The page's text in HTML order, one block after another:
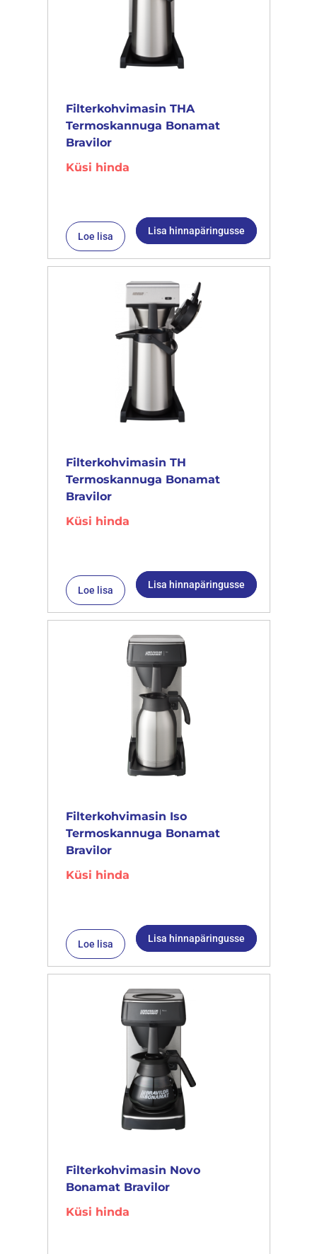
Filterkohvimasin THA
Termoskannuga Bonamat
Bravilor
Küsi hinda
Loe lisa Lisa hinnapäringusse
Filterkohvimasin TH
Termoskannuga Bonamat
Bravilor
Küsi hinda
Loe lisa Lisa hinnapäringusse
Filterkohvimasin Iso
Termoskannuga Bonamat
Bravilor
Küsi hinda
Loe lisa Lisa hinnapäringusse
Filterkohvimasin Novo
Bonamat Bravilor
Küsi hinda